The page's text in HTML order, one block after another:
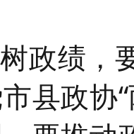
政绩，
县政协